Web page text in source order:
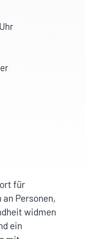
für
Personen,
widmen
ein